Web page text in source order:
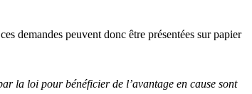
demandes peuvent donc être présentées sur papier
la loi pour bénéficier de l’avantage en cause sont